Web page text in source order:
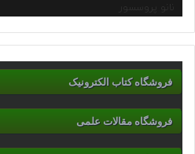
نانو پروسسور
فروشگاه کتاب الکترونیک
فروشگاه مقالات علمی